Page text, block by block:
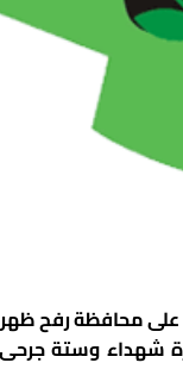
محافظة رفح ظهر
شهداء وستة